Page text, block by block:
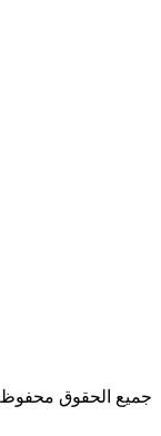
جميع الحقوق